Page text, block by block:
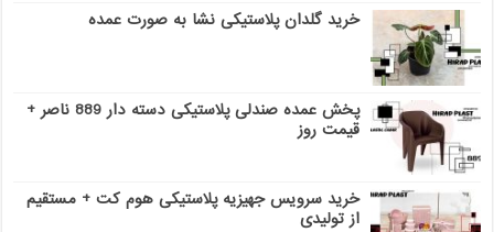
خرید گلدان پلاستیکی نشا به صورت عمده
پخش عمده صندلی پلاستیکی دسته دار 889 ناصر +
قیمت روز
خرید سرویس جهیزیه پلاستیکی هوم کت + مستقیم
از تولیدی